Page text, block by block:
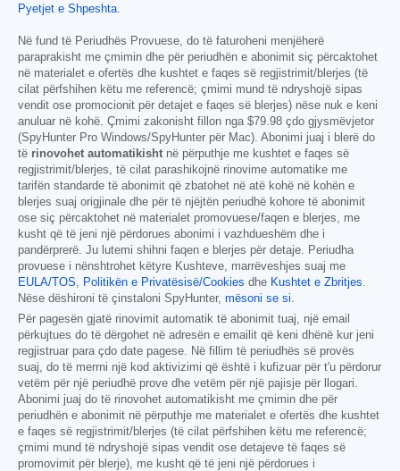
Pyetjet e Shpeshta
Në fund të Periudhës Provuese, do të faturoheni menjëherë
paraprakisht me çmimin dhe për periudhën e abonimit siç përcaktohet
në materialet e ofertës dhe kushtet e faqes së regjistrimit/blerjes (të
cilat përfshihen këtu me referencë; çmimi mund të ndryshojë sipas
vendit ose promocionit për detajet e faqes së blerjes) nëse nuk e keni
anuluar në kohë. Çmimi zakonisht fillon nga $79.98 çdo gjysmëvjetor
(SpyHunter Pro Windows/SpyHunter për Mac). Abonimi juaj i blerë do
të rinovohet automatikisht në përputhje me kushtet e faqes së
regjistrimit/blerjes, të cilat parashikojnë rinovime automatike me
tarifën standarde të abonimit që zbatohet në atë kohë në kohën e
blerjes suaj origjinale dhe për të njëjtën periudhë kohore të abonimit
ose siç përcaktohet në materialet promovuese/faqen e blerjes, me
kusht që të jeni një përdorues abonimi i vazhdueshëm dhe i
pandërprerë. Ju lutemi shihni faqen e blerjes për detaje. Periudha
provuese i nënshtrohet këtyre Kushteve, marrëveshjes suaj me
EULA/TOS
Politikën e Privatësisë/Cookies dhe Kushtet e Zbritjes
Nëse dëshironi të çinstaloni SpyHunter, mësoni se si
Për pagesën gjatë rinovimit automatik të abonimit tuaj, një email
përkujtues do të dërgohet në adresën e emailit që keni dhënë kur jeni
regjistruar para çdo date pagese. Në fillim të periudhës së provës
suaj, do të merrni një kod aktivizimi që është i kufizuar për t'u përdorur
vetëm për një periudhë prove dhe vetëm për një pajisje për llogari.
Abonimi juaj do të rinovohet automatikisht me çmimin dhe për
periudhën e abonimit në përputhje me materialet e ofertës dhe kushtet
e faqes së regjistrimit/blerjes (të cilat përfshihen këtu me referencë;
çmimi mund të ndryshojë sipas vendit ose detajeve të faqes së
promovimit për blerje), me kusht që të jeni një përdorues i